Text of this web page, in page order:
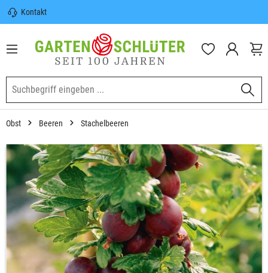
springen
Kontakt
Sicherer Versand | Versandkostenfrei
(DE) ab 100€
Garten-Schlüter Anwachsgarantie
Obst Beeren Stachelbeeren